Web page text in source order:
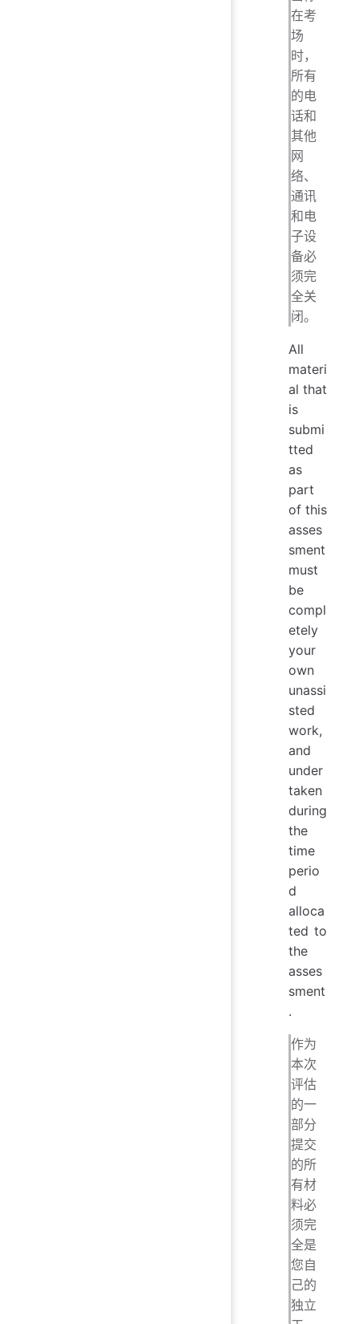
在考
场
时，
所有
的电
话和
其他
网
络、
通讯
和电
子设
备必
须完
全关
闭。
All
materi
al that
is
submi
tted
as
part
of this
asses
sment
must
be
compl
etely
your
own
unassi
sted
work,
and
under
taken
during
the
time
perio
d
alloca
ted to
the
asses
sment
.
作为
本次
评估
的一
部分
提交
的所
有材
料必
须完
全是
您自
己的
独立